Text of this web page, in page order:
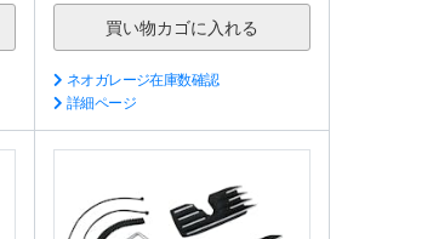
ネオガレージ在庫数確認
詳細ページ